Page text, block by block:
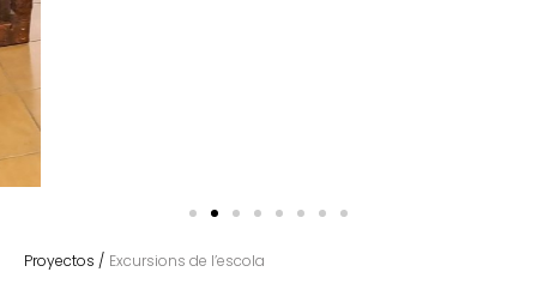
Proyectos / Excursions de l’escola